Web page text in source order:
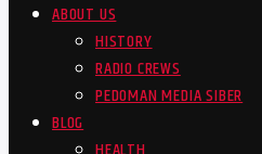
ABOUT US
HISTORY
RADIO CREWS
PEDOMAN MEDIA SIBER
BLOG